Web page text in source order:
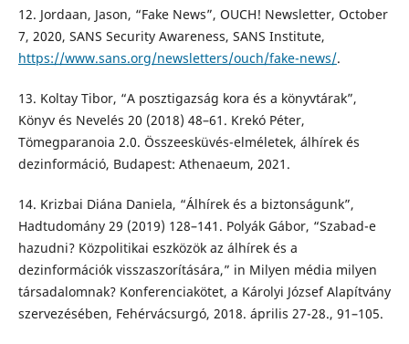
12. Jordaan, Jason, “Fake News”, OUCH! Newsletter, October
7, 2020, SANS Security Awareness, SANS Institute,
https://www.sans.org/newsletters/ouch/fake-news/.
13. Koltay Tibor, “A posztigazság kora és a könyvtárak”,
Könyv és Nevelés 20 (2018) 48–61. Krekó Péter,
Tömegparanoia 2.0. Összeesküvés-elméletek, álhírek és
dezinformáció, Budapest: Athenaeum, 2021.
14. Krizbai Diána Daniela, “Álhírek és a biztonságunk”,
Hadtudomány 29 (2019) 128–141. Polyák Gábor, “Szabad-e
hazudni? Közpolitikai eszközök az álhírek és a
dezinformációk visszaszorítására,” in Milyen média milyen
társadalomnak? Konferenciakötet, a Károlyi József Alapítvány
szervezésében, Fehérvácsurgó, 2018. április 27-28., 91–105.